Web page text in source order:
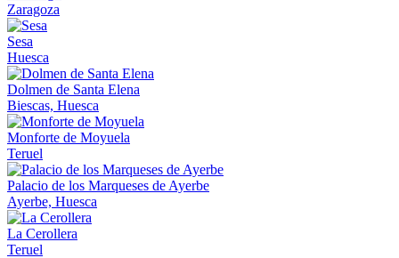
Zaragoza
Sesa
Huesca
Dolmen de Santa Elena
Biescas, Huesca
Monforte de Moyuela
Teruel
Palacio de los Marqueses de Ayerbe
Ayerbe, Huesca
La Cerollera
Teruel